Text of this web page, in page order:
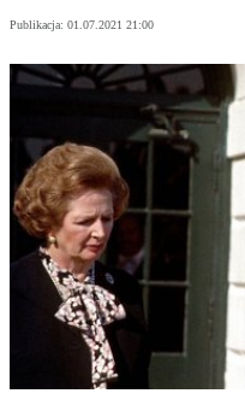
Publikacja: 01.07.2021 21:00